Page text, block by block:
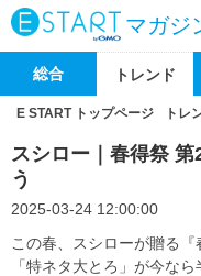
マガジ
総合 トレンド
E START トップページ トレ
スシロー｜春得祭
う
2025-03-24 12:00:00
この春、スシローが贈る
「特ネタ大とろ」が今な